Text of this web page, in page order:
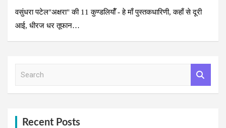
वसुंधरा पटेल"अक्षरा" की 11 कुण्‍डलियाॅँ - हे माँ पुस्तकधारिणी, कहाँ से दूरी
आई, धीरज धर तूफान…
Recent Posts